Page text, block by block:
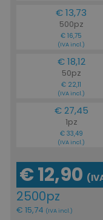
€ 13,73
500pz
€ 16,75
(IVA incl.)
€ 18,12
50pz
€ 22,11
(IVA incl.)
€ 27,45
1pz
€ 33,49
(IVA incl.)
€ 12,90
2500pz
€ 15,74 (IVA incl.)
ls_mage-
invalidation